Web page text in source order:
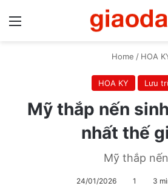
Home / HOA
HOA KY Lưu
Mỹ thắp nến
nhất thế
Mỹ thắp nến
24/01/2026 1 3